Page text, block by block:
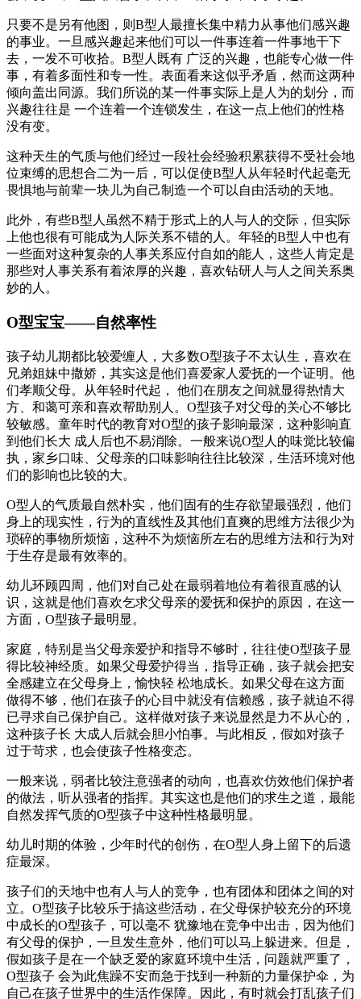
只要不是另有他图，则B型人最擅长集中精力从事他们感兴趣
的事业。一旦感兴趣起来他们可以一件事连着一件事地干下
去，一发不可收拾。B型人既有 广泛的兴趣，也能专心做一件
事，有着多面性和专一性。表面看来这似乎矛盾，然而这两种
倾向盖出同源。我们所说的某一件事实际上是人为的划分，而
兴趣往往是 一个连着一个连锁发生，在这一点上他们的性格
没有变。
这种天生的气质与他们经过一段社会经验积累获得不受社会地
位束缚的思想合二为一后，可以促使B型人从年轻时代起毫无
畏惧地与前辈一块儿为自己制造一个可以自由活动的天地。
此外，有些B型人虽然不精于形式上的人与人的交际，但实际
上他也很有可能成为人际关系不错的人。年轻的B型人中也有
一些面对这种复杂的人事关系应付自如的能人，这些人肯定是
那些对人事关系有着浓厚的兴趣，喜欢钻研人与人之间关系奥
妙的人。
O型宝宝——自然率性
孩子幼儿期都比较爱缠人，大多数O型孩子不太认生，喜欢在
兄弟姐妹中撒娇，其实这是他们喜爱家人爱抚的一个证明。他
们孝顺父母。从年轻时代起， 他们在朋友之间就显得热情大
方、和蔼可亲和喜欢帮助别人。O型孩子对父母的关心不够比
较敏感。童年时代的教育对O型的孩子影响最深，这种影响直
到他们长大 成人后也不易消除。一般来说O型人的味觉比较偏
执，家乡口味、父母亲的口味影响往往比较深，生活环境对他
们的影响也比较的大。
O型人的气质最自然朴实，他们固有的生存欲望最强烈，他们
身上的现实性，行为的直线性及其他们直爽的思维方法很少为
琐碎的事物所烦恼，这种不为烦恼所左右的思维方法和行为对
于生存是最有效率的。
幼儿环顾四周，他们对自己处在最弱着地位有着很直感的认
识，这就是他们喜欢乞求父母亲的爱抚和保护的原因，在这一
方面，O型孩子最明显。
家庭，特别是当父母亲爱护和指导不够时，往往使O型孩子显
得比较神经质。如果父母爱护得当，指导正确，孩子就会把安
全感建立在父母身上，愉快轻 松地成长。如果父母在这方面
做得不够，他们在孩子的心目中就没有信赖感，孩子就迫不得
已寻求自己保护自己。这样做对孩子来说显然是力不从心的，
这种孩子长 大成人后就会胆小怕事。与此相反，假如对孩子
过于苛求，也会使孩子性格变态。
一般来说，弱者比较注意强者的动向，也喜欢仿效他们保护者
的做法，听从强者的指挥。其实这也是他们的求生之道，最能
自然发挥气质的O型孩子中这种性格最明显。
幼儿时期的体验，少年时代的创伤，在O型人身上留下的后遗
症最深。
孩子们的天地中也有人与人的竞争，也有团体和团体之间的对
立。O型孩子比较乐于搞这些活动，在父母保护较充分的环境
中成长的O型孩子，可以毫不 犹豫地在竞争中出击，因为他们
有父母的保护，一旦发生意外，他们可以马上躲进来。但是，
假如孩子是在一个缺乏爱的家庭环境中生活，问题就严重了，
O型孩子 会为此焦躁不安而急于找到一种新的力量保护伞，为
自己在孩子世界中的生活作保障。因此，有时就会打乱孩子们